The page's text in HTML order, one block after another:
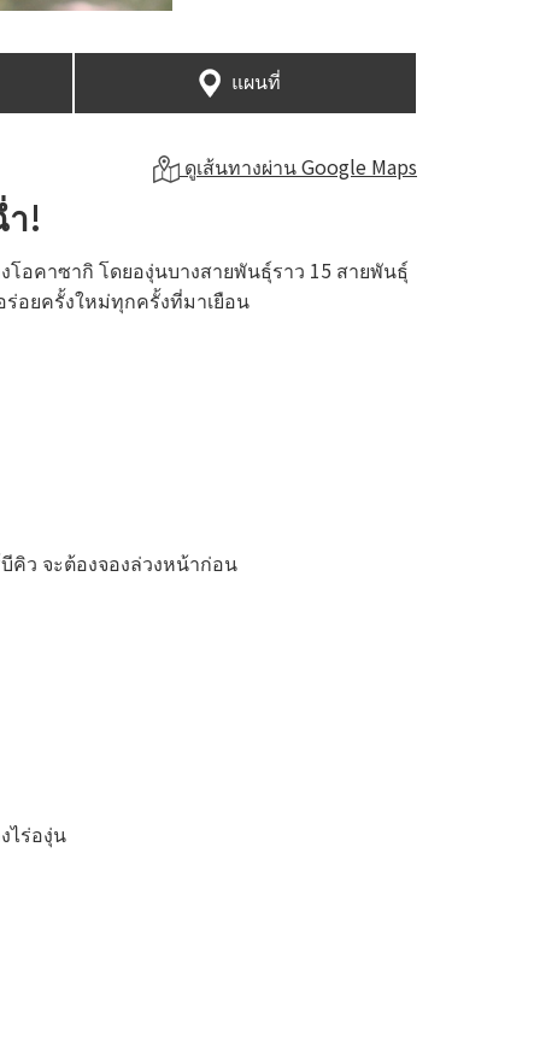
แผนที่
ดูเส้นทางผ่าน Google Maps
!
อคาซากิ โดยองุ่นบางสายพันธุ์ราว 15 สายพันธุ์
อยครั้งใหม่ทุกครั้งที่มาเยือน
คิว จะต้องจองล่วงหน้าก่อน
ไร่องุ่น